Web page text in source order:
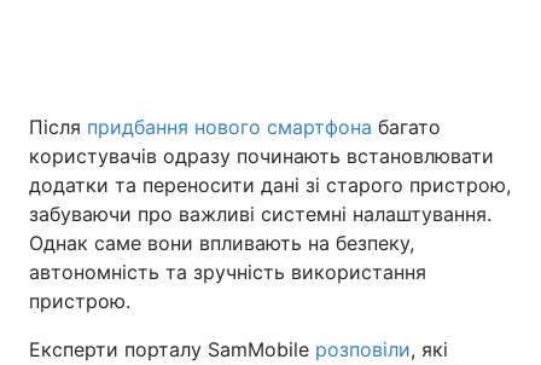
Після придбання нового смартфона багато
користувачів одразу починають встановлювати
додатки та переносити дані зі старого пристрою,
забуваючи про важливі системні налаштування.
Однак саме вони впливають на безпеку,
автономність та зручність використання
пристрою.
Експерти порталу SamMobile розповіли, які